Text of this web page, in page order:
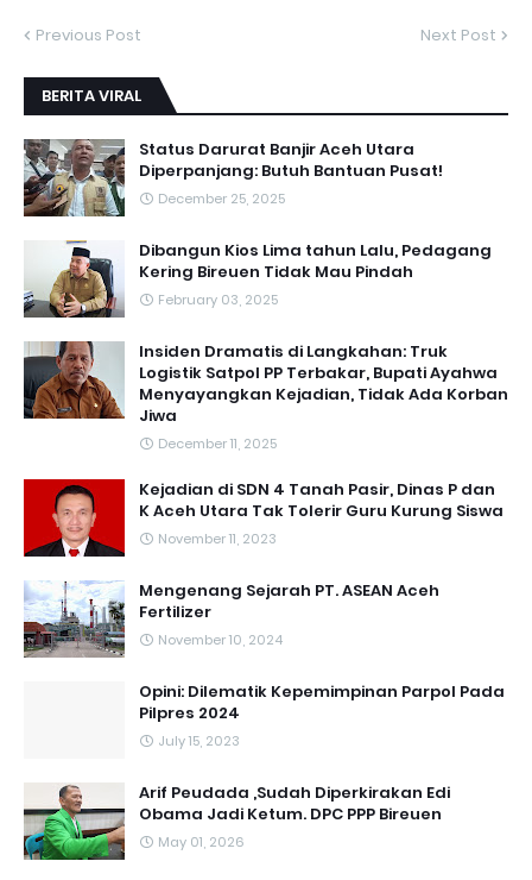
Previous Post Next Post
BERITA VIRAL
Status Darurat Banjir Aceh Utara
Diperpanjang: Butuh Bantuan Pusat!
December 25, 2025
Dibangun Kios Lima tahun Lalu, Pedagang
Kering Bireuen Tidak Mau Pindah
February 03, 2025
Insiden Dramatis di Langkahan: Truk
Logistik Satpol PP Terbakar, Bupati Ayahwa
Menyayangkan Kejadian, Tidak Ada Korban
Jiwa
December 11, 2025
Kejadian di SDN 4 Tanah Pasir, Dinas P dan
K Aceh Utara Tak Tolerir Guru Kurung Siswa
November 11, 2023
Mengenang Sejarah PT. ASEAN Aceh
Fertilizer
November 10, 2024
Opini: Dilematik Kepemimpinan Parpol Pada
Pilpres 2024
July 15, 2023
Arif Peudada ,Sudah Diperkirakan Edi
Obama Jadi Ketum. DPC PPP Bireuen
May 01, 2026